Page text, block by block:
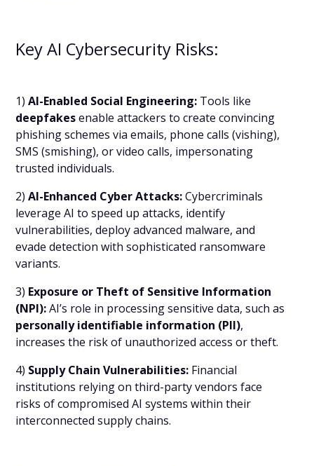
Key AI Cybersecurity Risks:
1)AI-Enabled Social Engineering: Tools like
deepfakesenable attackers to create convincing
phishing schemes via emails, phone calls (vishing),
SMS (smishing), or video calls, impersonating
trusted individuals.
2)AI-Enhanced Cyber Attacks:Cybercriminals
leverage AI to speed up attacks, identify
vulnerabilities, deploy advanced malware, and
evade detection with sophisticated ransomware
variants.
3) Exposure or Theft of Sensitive Information
(NPI):AI’s role in processing sensitive data, such as
personally identifiable information (PII),
increases the risk of unauthorized access or theft.
4) Supply Chain Vulnerabilities: Financial
institutions relying on third-party vendors face
risks of compromised AI systems within their
interconnected supply chains.